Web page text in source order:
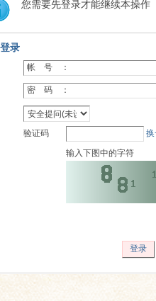
您需要先登录才能继续本操作
录
帐 号 ：
密 码 ：
验证码
输入下图中的字符
登录